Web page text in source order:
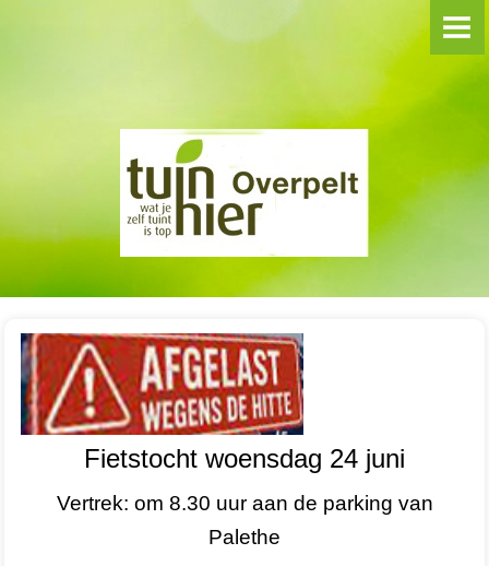
Groep Hanne
REIZEN/UITSTAPPEN
FOTO-ALBUMS
Fietstocht woensdag 24 juni
Vertrek: om 8.30 uur aan de parking van
Palethe